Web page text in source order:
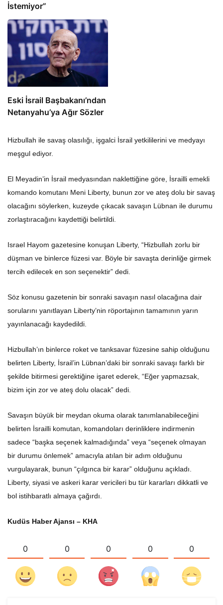
İstemiyor”
Eski İsrail Başbakanı’ndan
Netanyahu’ya Ağır Sözler
Hizbullah ile savaş olasılığı, işgalci İsrail yetkililerini ve medyayı
meşgul ediyor.
El Meyadin’in İsrail medyasından naklettiğine göre, İsrailli emekli
komando komutanı Meni Liberty, ​​bunun zor ve ateş dolu bir savaş
olacağını söylerken, kuzeyde çıkacak savaşın Lübnan ile durumu
zorlaştıracağını kaydettiği belirtildi.
Israel Hayom gazetesine konuşan Liberty, “Hizbullah zorlu bir
düşman ve binlerce füzesi var. Böyle bir savaşta derinliğe girmek
tercih edilecek en son seçenektir” dedi.
Söz konusu gazetenin bir sonraki savaşın nasıl olacağına dair
sorularını yanıtlayan Liberty’nin röportajının tamamının yarın
yayınlanacağı kaydedildi.
Hizbullah’ın binlerce roket ve tanksavar füzesine sahip olduğunu
belirten Liberty, İsrail’in Lübnan’daki bir sonraki savaşı farklı bir
şekilde bitirmesi gerektiğine işaret ederek, “Eğer yapmazsak,
bizim için zor ve ateş dolu olacak” dedi.
Savaşın büyük bir meydan okuma olarak tanımlanabileceğini
belirten İsrailli komutan, komandoları derinliklere indirmenin
sadece “başka seçenek kalmadığında” veya “seçenek olmayan
bir durumu önlemek” amacıyla atılan bir adım olduğunu
vurgulayarak, bunun “çılgınca bir karar” olduğunu açıkladı.
Liberty, siyasi ve askeri karar vericileri bu tür kararları dikkatli ve
bol istihbaratlı almaya çağırdı.
Kudüs Haber Ajansı – KHA
0 0 0 0 0